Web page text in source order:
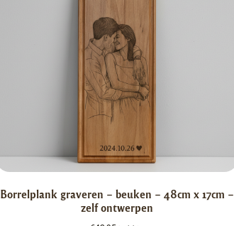
Borrelplank graveren – beuken – 48cm x 17cm –
zelf ontwerpen